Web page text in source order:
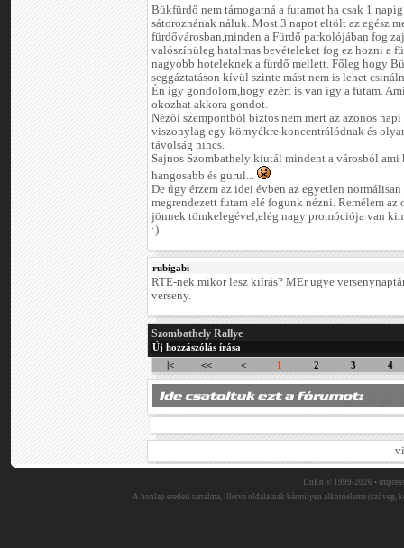
Bükfürdő nem támogatná a futamot ha csak 1 napig
sátoroznának náluk. Most 3 napot eltölt az egész
fürdővárosban,minden a Fürdő parkolójában fog
valószínüleg hatalmas bevételeket fog ez hozni a
nagyobb hoteleknek a fürdő mellett. Főleg hogy
seggáztatáson kívül szinte mást nem is lehet
Én így gondolom,hogy ezért is van így a futam.
okozhat akkora gondot.
Nézői szempontból biztos nem mert az azonos
viszonylag egy környékre koncentrálódnak és
távolság nincs.
Sajnos Szombathely kiutál mindent a városból ami
hangosabb és gurul...
De úgy érzem az idei évben az egyetlen normálisan
megrendezett futam elé fogunk nézni. Remélem az
jönnek tömkelegével,elég nagy promóciója van
:)
rubigabi
RTE-nek mikor lesz kiírás? MEr ugye
verseny.
Szombathely Rallye
Új hozzászólás írása
|<
<< < 1 2 3 4
DuEn © 1999-2026 •
A honlap eredeti tartalma, illetve oldalainak bármilyen alkotóeleme (szöveg,